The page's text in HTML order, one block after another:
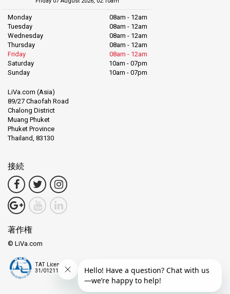
アンダマン・ウェーブ・マスターは、島々の魅力が快適さとケア
と調和する旅へあなたを招待します。安全性、快適さ、そして環
境に優しい旅行への強いコミットメントにより、旅が単なる移動
ではなく、素晴らしい瞬間の集まりになることを保証します。
専門のガイド、現代的な快適さ、そして簡単な予約プロセスを備
えたあなたの島の夢は、すぐ手の届くところにあります。ピピ島
諸島の謎に惹かれるかどうか、冒険はここから始まります。
今すぐフェリーチケットを取得し、アンダマン・ウェーブ・マス
ターに島の夢を忘れられない思い出に変えさせてください。それ
はアンダマン海の穏やかなリズムと永遠に結びつくでしょう。
Monday
08am - 12am
Tuesday
08am - 12am
Wednesday
08am - 12am
Thursday
08am - 12am
Friday
08am - 12am
Saturday
10am - 07pm
Sunday
10am - 07pm
LiVa.com (Asia)
89/27 Chaofah Road
Chalong District
Muang Phuket
Phuket Province
Thailand, 83130
接続
著作権
© LiVa.com
TAT License
31/01211